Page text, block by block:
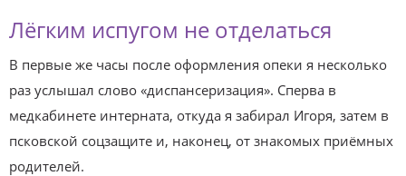
Лёгким испугом не отделаться
В первые же часы после оформления опеки я несколько
раз услышал слово «диспансеризация». Сперва в
медкабинете интерната, откуда я забирал Игоря, затем в
псковской соцзащите и, наконец, от знакомых приёмных
родителей.